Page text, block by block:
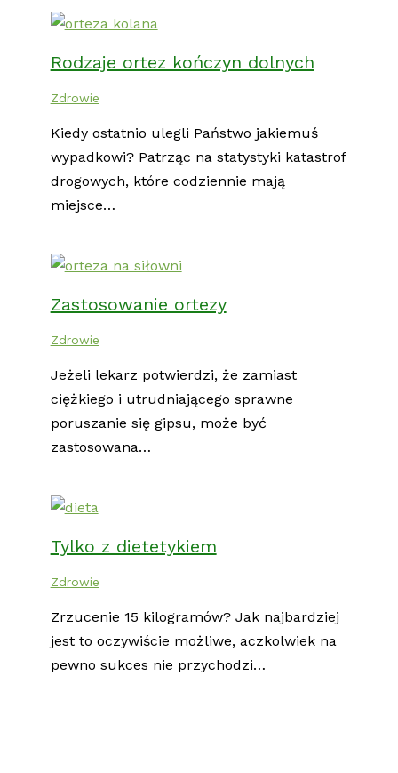
Rodzaje ortez kończyn dolnych
Zdrowie
Kiedy ostatnio ulegli Państwo jakiemuś
wypadkowi? Patrząc na statystyki katastrof
drogowych, które codziennie mają
miejsce…
Zastosowanie ortezy
Zdrowie
Jeżeli lekarz potwierdzi, że zamiast
ciężkiego i utrudniającego sprawne
poruszanie się gipsu, może być
zastosowana…
Tylko z dietetykiem
Zdrowie
Zrzucenie 15 kilogramów? Jak najbardziej
jest to oczywiście możliwe, aczkolwiek na
pewno sukces nie przychodzi…